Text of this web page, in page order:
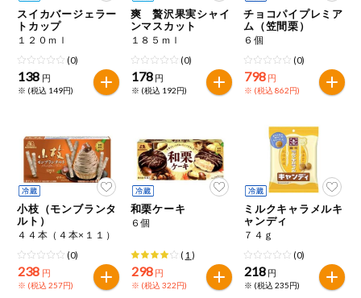
スイカバージェラー
トカップ
１２０ｍｌ
(0)
138 円
※ (税込 149円)
爽 贅沢果実シャイ
ンマスカット
１８５ｍｌ
(0)
178 円
※ (税込 192円)
チョコパイプレミア
ム（笠間栗）
６個
(0)
798 円
※ (税込 862円)
小枝（モンブランタ
ルト）
４４本（４本×１１）
(0)
238 円
※ (税込 257円)
和栗ケーキ
６個
( 1 )
298 円
※ (税込 322円)
ミルクキャラメルキ
ャンディ
７４ｇ
(0)
218 円
※ (税込 235円)